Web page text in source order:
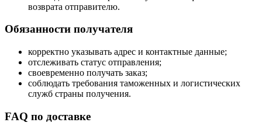
возврата отправителю.
Обязанности получателя
корректно указывать адрес и контактные данные;
отслеживать статус отправления;
своевременно получать заказ;
соблюдать требования таможенных и логистических
служб страны получения.
FAQ по доставке